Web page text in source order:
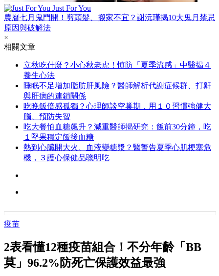
Just For You
農曆七月鬼門開！剪頭髮、搬家不宜？謝沅瑾揭10大鬼月禁忌
原因與破解法
×
相關文章
立秋吃什麼？小心秋老虎！慎防「夏季流感」中醫揭４
養生心法
睡眠不足增加脂肪肝風險？醫師解析代謝症候群、打鼾
與肝病的連鎖關係
吃晚飯倍感孤獨？心理師談空巢期，用１０習慣強健大
腦、預防失智
吃大餐怕血糖飆升？減重醫師揭研究：飯前30分鐘，吃
１堅果穩定飯後血糖
熱到心臟開大火、血液變糖漿？醫警告夏季心肌梗塞危
機，３護心保健品聰明吃
疫苗
2表看懂12種疫苗組合！不分年齡「BB
莫」96.2%防死亡保護效益最強